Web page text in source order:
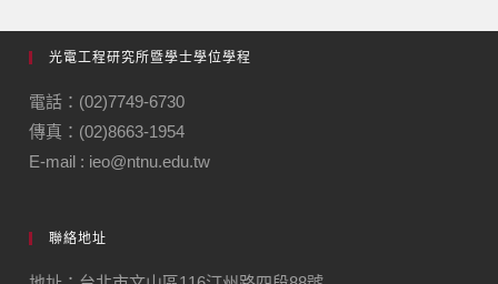
光電工程研究所暨學士學位學程
電話：(02)7749-6730
傳真：(02)8663-1954
E-mail : ieo@ntnu.edu.tw
聯絡地址